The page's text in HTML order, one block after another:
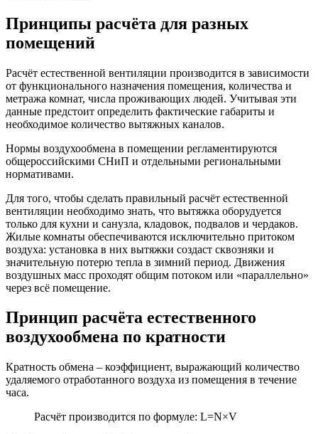
Принципы расчёта для разных
помещений
Расчёт естественной вентиляции производится в зависимости
от функционального назначения помещения, количества и
метража комнат, числа проживающих людей. Учитывая эти
данные предстоит определить фактические габариты и
необходимое количество вытяжных каналов.
Нормы воздухообмена в помещении регламентируются
общероссийскими СНиП и отдельными региональными
нормативами.
Для того, чтобы сделать правильный расчёт естественной
вентиляции необходимо знать, что вытяжка оборудуется
только для кухни и санузла, кладовок, подвалов и чердаков.
Жилые комнаты обеспечиваются исключительно притоком
воздуха: установка в них вытяжки создаст сквозняки и
значительную потерю тепла в зимний период. Движения
воздушных масс проходят общим потоком или «параллельно»
через всё помещение.
Принцип расчёта естественного
воздухообмена по кратности
Кратность обмена ‒ коэффициент, выражающий количество
удаляемого отработанного воздуха из помещения в течение
часа.
Расчёт производится по формуле: L=N×V